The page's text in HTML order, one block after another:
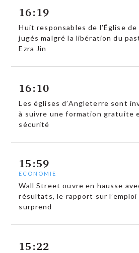
16:19
Huit responsables de l’Église de
jugés malgré la libération du
Ezra Jin
16:10
Les églises d’Angleterre sont
à suivre une formation gratuite
sécurité
15:59
ECONOMIE
Wall Street ouvre en hausse
résultats, le rapport sur l’emploi
surprend
15:22